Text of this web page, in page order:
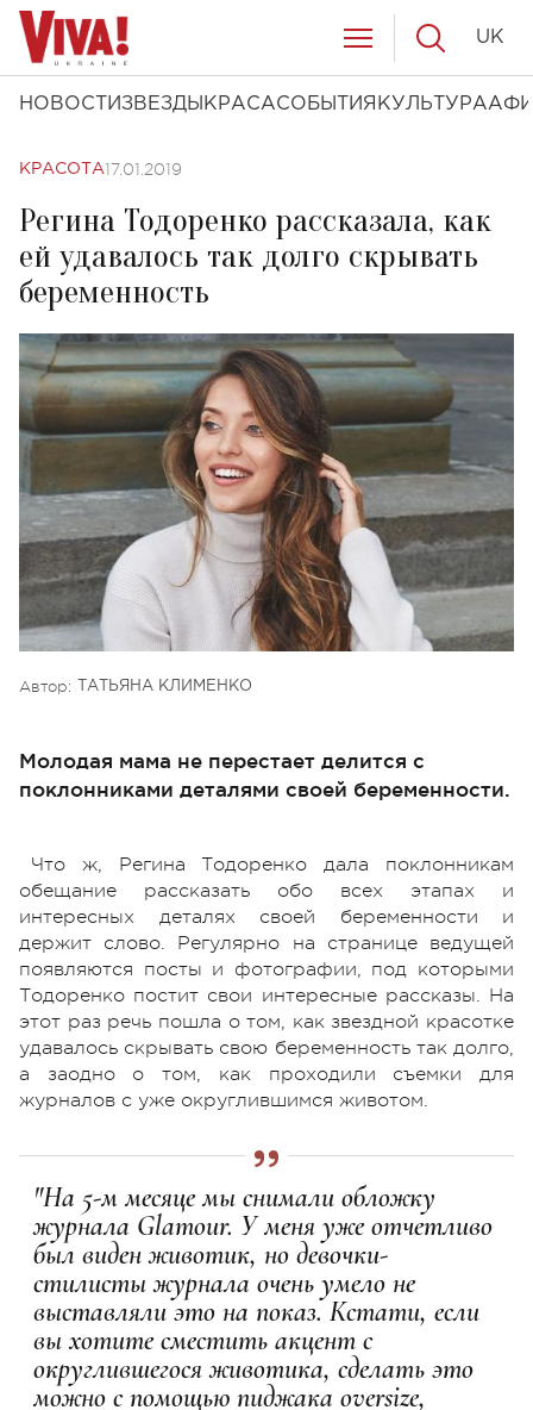
НОВОСТИ ЗВЕЗДЫ КРАСАСОБЫТИЯ КУЛЬТУРА
UK
КРАСОТА17.01.2019
Регина Тодоренко рассказала, как
ей удавалось так долго скрывать
беременность
Автор: ТАТЬЯНА КЛИМЕНКО
Молодая мама не перестает делится с
поклонниками деталями своей беременности.
Что ж, Регина Тодоренко дала поклонникам
обещание рассказать обо всех этапах и
интересных деталях своей беременности и
держит слово. Регулярно на странице ведущей
появляются посты и фотографии, под которыми
Тодоренко постит свои интересные рассказы. На
этот раз речь пошла о том, как звездной красотке
удавалось скрывать свою беременность так долго,
а заодно о том, как проходили съемки для
журналов с уже округлившимся животом.
"На 5-м месяце мы снимали обложку
журнала Glamour. У меня уже отчетливо
был виден животик, но девочки-
стилисты журнала очень умело не
выставляли это на показ. Кстати, если
вы хотите сместить акцент с
округлившегося животика, сделать это
можно с помощью пиджака oversize,